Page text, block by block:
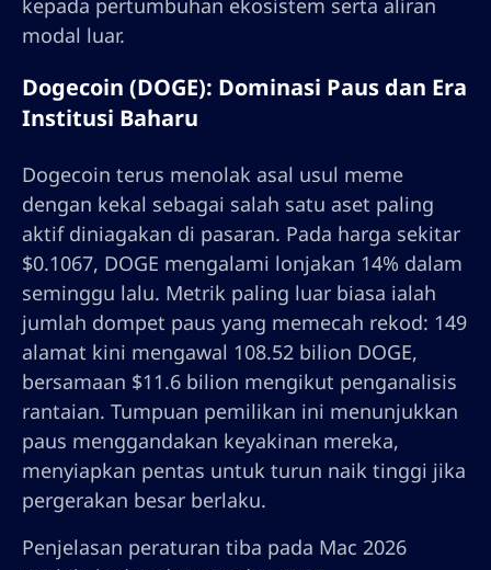
kepada pertumbuhan ekosistem serta aliran
modal luar.
Dogecoin (DOGE): Dominasi Paus dan Era
Institusi Baharu
Dogecoin terus menolak asal usul meme
dengan kekal sebagai salah satu aset paling
aktif diniagakan di pasaran. Pada harga sekitar
$0.1067, DOGE mengalami lonjakan 14% dalam
seminggu lalu. Metrik paling luar biasa ialah
jumlah dompet paus yang memecah rekod: 149
alamat kini mengawal 108.52 bilion DOGE,
bersamaan $11.6 bilion mengikut penganalisis
rantaian. Tumpuan pemilikan ini menunjukkan
paus menggandakan keyakinan mereka,
menyiapkan pentas untuk turun naik tinggi jika
pergerakan besar berlaku.
Penjelasan peraturan tiba pada Mac 2026